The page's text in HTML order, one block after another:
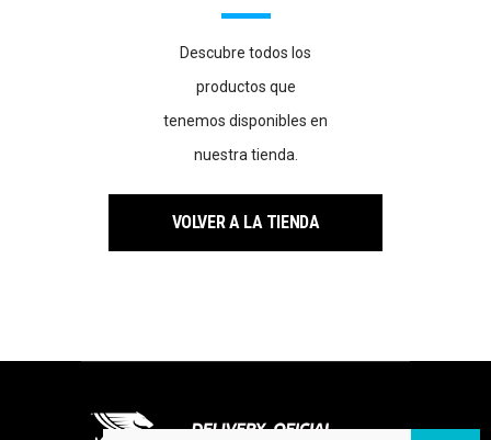
Descubre todos los
productos que
tenemos disponibles en
nuestra tienda.
VOLVER A LA TIENDA